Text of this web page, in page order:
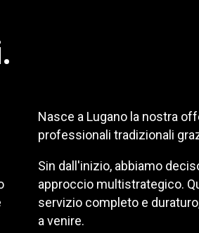
Nasce a Lugano la nostra
professionali tradizionali
Sin dall'inizio, abbiamo
approccio multistrategico.
servizio completo e
a venire.